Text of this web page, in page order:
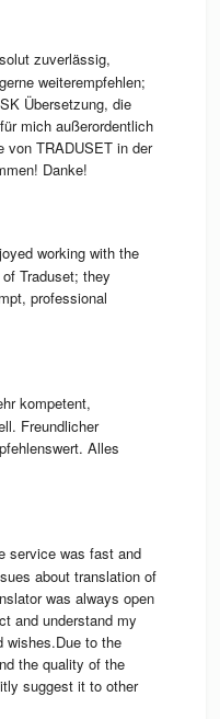
zuverlässig,
weiterempfehlen;
Übersetzung, die
mich außerordentlich
von TRADUSET in der
Danke!
working with the
Traduset; they
professional
kompetent,
Freundlicher
Alles
service was fast and
about translation of
was always open
and understand my
wishes.Due to the
the quality of the
suggest it to other